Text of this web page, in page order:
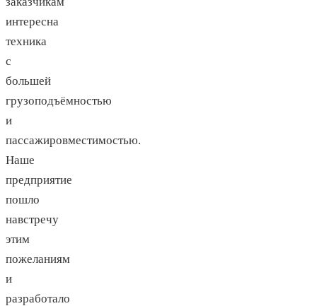
интересна
техника
с
большей
грузоподъёмностью
и
пассажировместимостью.
Наше
предприятие
пошло
навстречу
этим
пожеланиям
и
разработало